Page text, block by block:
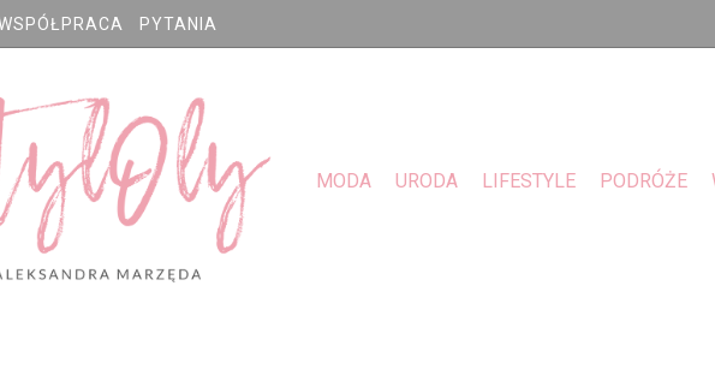
PYTANIA
MODA URODA LIFESTYLE PODRÓŻE